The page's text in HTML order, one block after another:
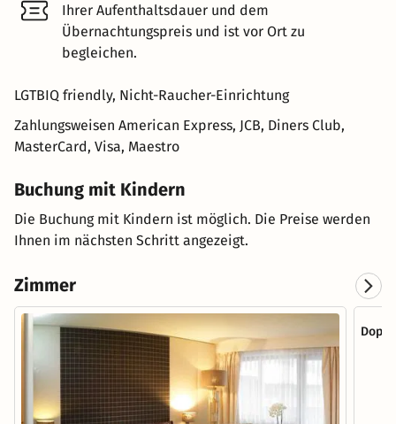
Ihrer Aufenthaltsdauer und dem
Übernachtungspreis und ist vor Ort zu
begleichen.
LGTBIQ friendly, Nicht-Raucher-Einrichtung
Zahlungsweisen American Express, JCB, Diners Club,
MasterCard, Visa, Maestro
Buchung mit Kindern
Die Buchung mit Kindern ist möglich. Die Preise werden
Ihnen im nächsten Schritt angezeigt.
Zimmer